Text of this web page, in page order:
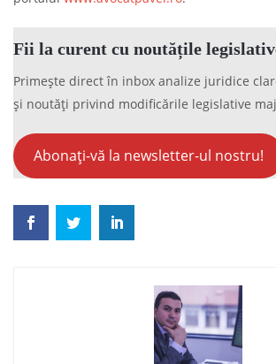
Fii la curent cu noutățile
Primește direct în inbox analize juridice
și noutăți privind modificările legislative
Abonați-vă la newsletter-ul nostru!